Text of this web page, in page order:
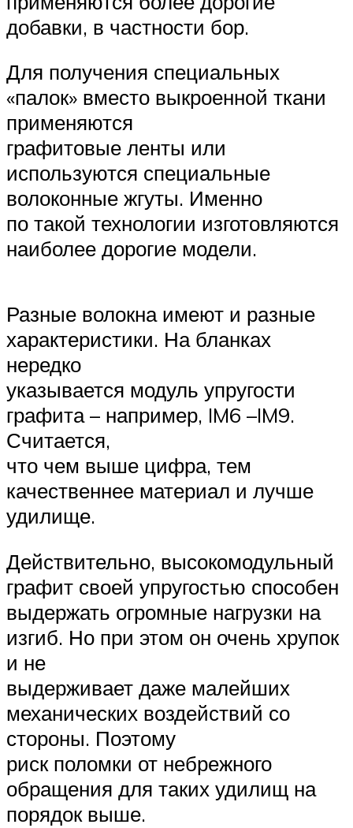
добавки, в частности бор.
Для получения специальных
«палок» вместо выкроенной ткани
применяются
графитовые ленты или
используются специальные
волоконные жгуты. Именно
по такой технологии изготовляются
наиболее дорогие модели.
Разные волокна имеют и разные
характеристики. На бланках
нередко
указывается модуль упругости
графита – например, IM6 –IM9.
Считается,
что чем выше цифра, тем
качественнее материал и лучше
удилище.
Действительно, высокомодульный
графит своей упругостью способен
выдержать огромные нагрузки на
изгиб. Но при этом он очень хрупок
и не
выдерживает даже малейших
механических воздействий со
стороны. Поэтому
риск поломки от небрежного
обращения для таких удилищ на
порядок выше.